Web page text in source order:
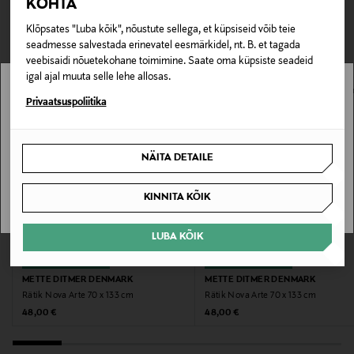
KOHTA
Klõpsates "Luba kõik", nõustute sellega, et küpsiseid võib teie
seadmesse salvestada erinevatel eesmärkidel, nt. B. et tagada
veebisaidi nõuetekohane toimimine. Saate oma küpsiste seadeid
igal ajal muuta selle lehe allosas.
Privaatsuspoliitika
NÄITA DETAILE
KINNITA KÕIK
LUBA KÕIK
Tootenumber
177878778
Materjal
100% puuvill
Tootjamaa
TÜRGI
Tarnimine pakiautomaati või postkontorisse
0,00 € – 4,90 €
TEISED KLIENDID
VAATASID KA
METTE DITMER DENMARK
Rätik Nova Arte 70 x 133 cm
Original Price
48,00 €
METTE DITMER DENMARK
Rätik Nova Arte 70 x 133 cm
Original Price
48,00 €
Stockmann pole Sinu riigis saadaval.
SAAN ARU